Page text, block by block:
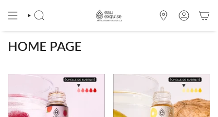
contenu
de
page
RECHERCHE
OÙ
TROUVER
COMPTE
HOME PAGE